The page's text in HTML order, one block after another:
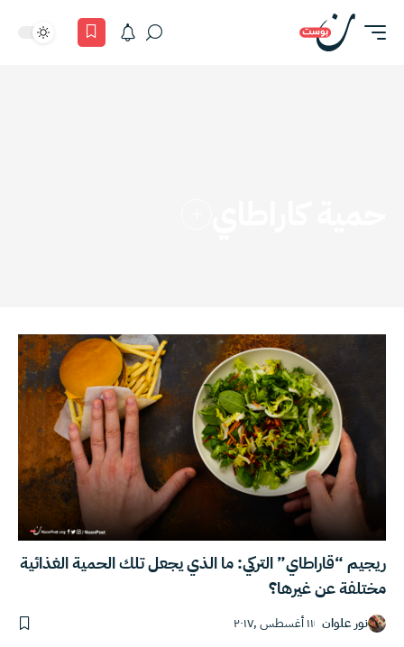
ريجيم “قاراطاي” التركي: ما الذي يجعل تلك الحمية الغذائية
مختلفة عن غيرها؟
نور علوان ١١ أغسطس ,٢٠١٧